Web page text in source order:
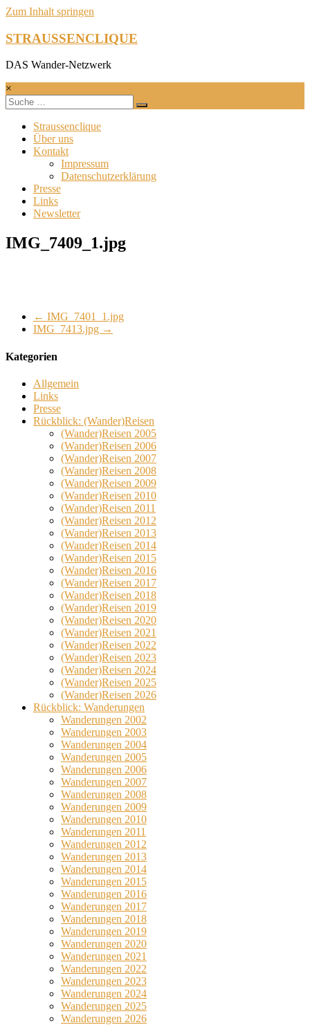
Zum Inhalt springen
STRAUSSENCLIQUE
DAS Wander-Netzwerk
×
Straussenclique
Über uns
Kontakt
Impressum
Datenschutzerklärung
Presse
Links
Newsletter
IMG_7409_1.jpg
← IMG_7401_1.jpg
IMG_7413.jpg →
Kategorien
Allgemein
Links
Presse
Rückblick: (Wander)Reisen
(Wander)Reisen 2005
(Wander)Reisen 2006
(Wander)Reisen 2007
(Wander)Reisen 2008
(Wander)Reisen 2009
(Wander)Reisen 2010
(Wander)Reisen 2011
(Wander)Reisen 2012
(Wander)Reisen 2013
(Wander)Reisen 2014
(Wander)Reisen 2015
(Wander)Reisen 2016
(Wander)Reisen 2017
(Wander)Reisen 2018
(Wander)Reisen 2019
(Wander)Reisen 2020
(Wander)Reisen 2021
(Wander)Reisen 2022
(Wander)Reisen 2023
(Wander)Reisen 2024
(Wander)Reisen 2025
(Wander)Reisen 2026
Rückblick: Wanderungen
Wanderungen 2002
Wanderungen 2003
Wanderungen 2004
Wanderungen 2005
Wanderungen 2006
Wanderungen 2007
Wanderungen 2008
Wanderungen 2009
Wanderungen 2010
Wanderungen 2011
Wanderungen 2012
Wanderungen 2013
Wanderungen 2014
Wanderungen 2015
Wanderungen 2016
Wanderungen 2017
Wanderungen 2018
Wanderungen 2019
Wanderungen 2020
Wanderungen 2021
Wanderungen 2022
Wanderungen 2023
Wanderungen 2024
Wanderungen 2025
Wanderungen 2026